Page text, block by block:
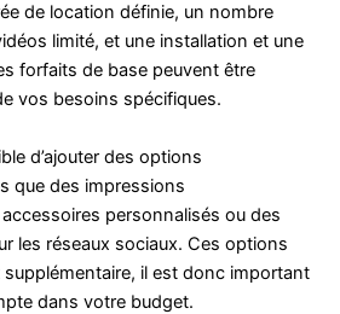
de location définie, un nombre
limité, et une installation et une
forfaits de base peuvent être
vos besoins spécifiques.
d’ajouter des options
que des impressions
personnalisés ou des
les réseaux sociaux. Ces options
il est donc important
dans votre budget.